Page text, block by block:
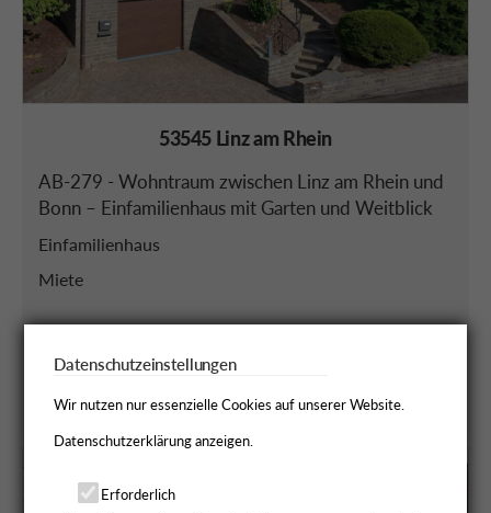
53545 Linz am Rhein
AB-279 - Wohntraum zwischen Linz am Rhein und
Bonn – Einfamilienhaus mit Garten und Weitblick
Einfamilienhaus
Miete
Details
Gesamtfläche:
Datenschutzeinstellungen
Wir nutzen nur essenzielle Cookies auf unserer Website.
Datenschutzerklärung anzeigen.
Erforderlich